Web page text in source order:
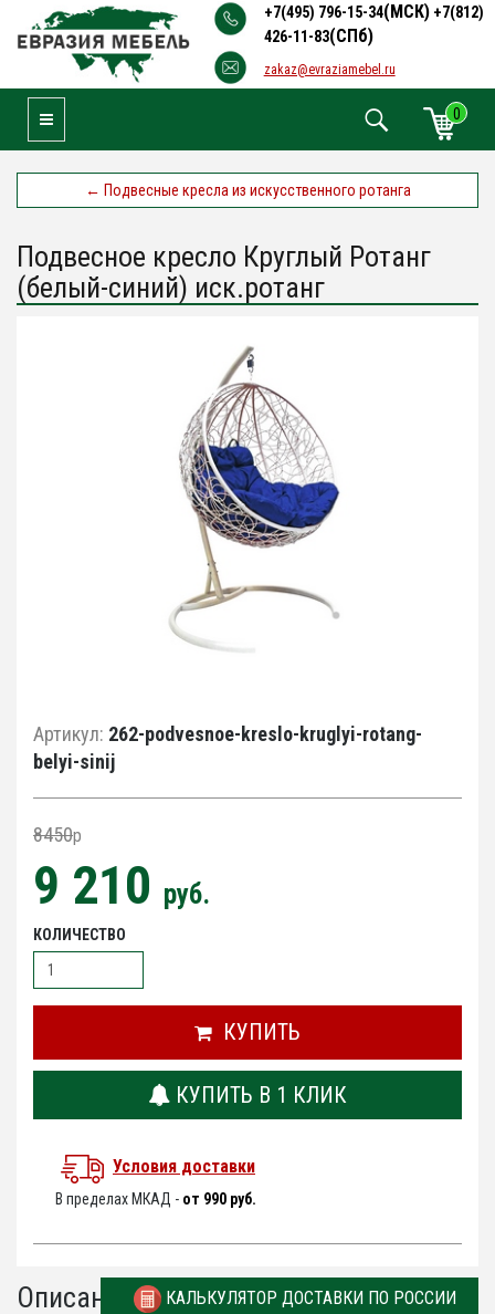
+7(495) 796-15-34(МСК) +7(812)
426-11-83(СПб)
zakaz@evraziamebel.ru
0
Toggle Navigation
← Подвесные кресла из искусственного ротанга
Подвесное кресло Круглый Ротанг
(белый-синий) иск.ротанг
Артикул: 262-podvesnoe-kreslo-kruglyi-rotang-
belyi-sinij
8450p
9 210 руб.
КОЛИЧЕСТВО
КУПИТЬ
КУПИТЬ В 1 КЛИК
Условия доставки
В пределах МКАД - от 990 руб.
Описание КАЛЬКУЛЯТОР ДОСТАВКИ ПО РОССИИ